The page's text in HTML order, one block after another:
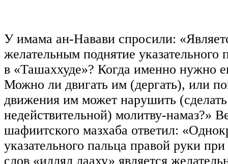
У имама ан-Навави спросили:
желательным поднятие указательного
в «Ташаххуде»? Когда именно нужно
Можно ли двигать им (дергать), или
движения им может нарушить (сделать
недействительной) молитву-намаз?»
шафиитского мазхаба ответил:
указательного пальца правой руки
слов «иллял лааху» является